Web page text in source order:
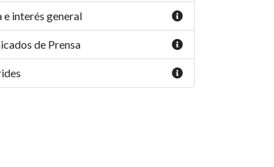
e interés general
de Prensa